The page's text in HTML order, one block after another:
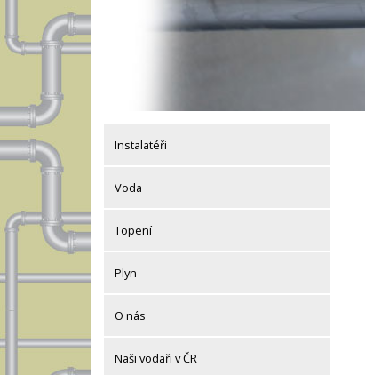
Instalatéři
Voda
Topení
Plyn
O nás
Naši vodaři v ČR